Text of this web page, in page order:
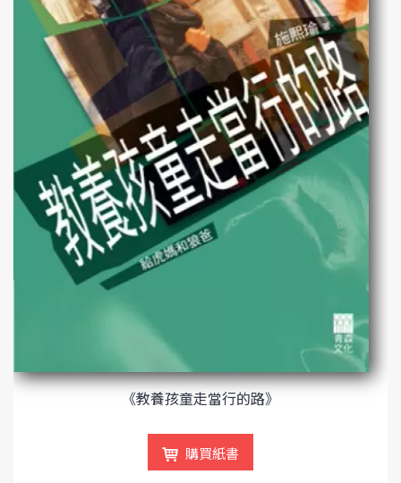
《教養孩童走當行的路》
購買紙書